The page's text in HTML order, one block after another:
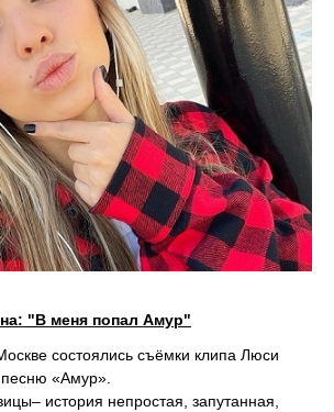
"В меня попал Амур"
состоялись съёмки клипа Люси
«Амур».
история непростая, запутанная,